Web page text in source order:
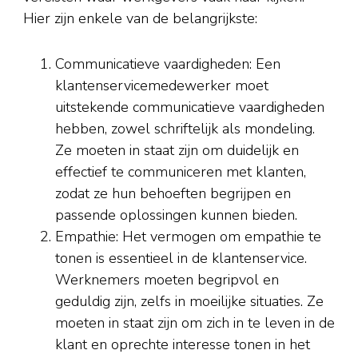
Hier zijn enkele van de belangrijkste:
Communicatieve vaardigheden: Een
klantenservicemedewerker moet
uitstekende communicatieve vaardigheden
hebben, zowel schriftelijk als mondeling.
Ze moeten in staat zijn om duidelijk en
effectief te communiceren met klanten,
zodat ze hun behoeften begrijpen en
passende oplossingen kunnen bieden.
Empathie: Het vermogen om empathie te
tonen is essentieel in de klantenservice.
Werknemers moeten begripvol en
geduldig zijn, zelfs in moeilijke situaties. Ze
moeten in staat zijn om zich in te leven in de
klant en oprechte interesse tonen in het